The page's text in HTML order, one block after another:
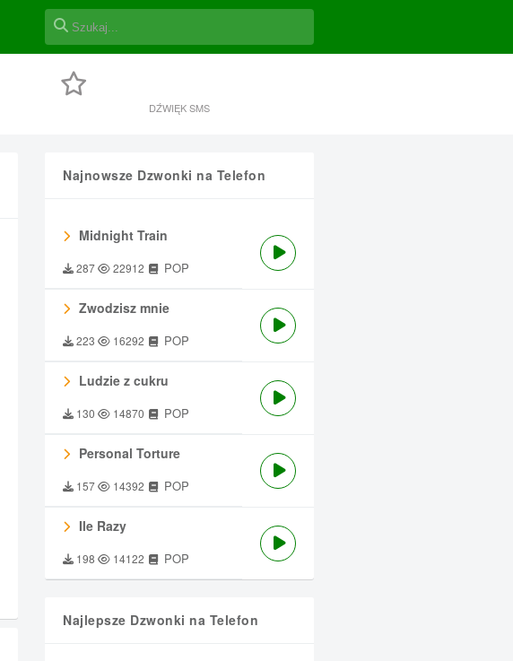
DŹWIĘK SMS
Najnowsze Dzwonki na Telefon
Midnight Train
287 22912 POP
Zwodzisz mnie
223 16292 POP
Ludzie z cukru
130 14870 POP
Personal Torture
157 14392 POP
Ile Razy
198 14122 POP
Najlepsze Dzwonki na Telefon